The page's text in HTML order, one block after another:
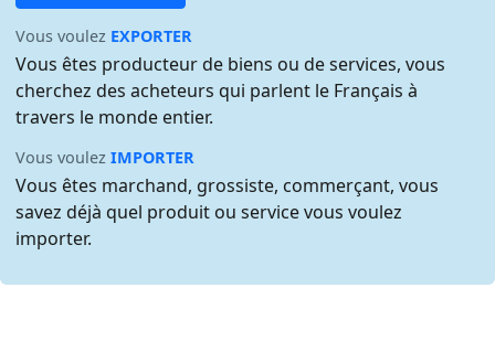
Vous voulez EXPORTER
Vous êtes producteur de biens ou de services, vous
cherchez des acheteurs qui parlent le Français à
travers le monde entier.
Vous voulezIMPORTER
Vous êtes marchand, grossiste, commerçant, vous
savez déjà quel produit ou service vous voulez
importer.